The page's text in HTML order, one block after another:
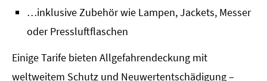
…inklusive Zubehör wie Lampen, Jackets, Messer
oder Pressluftflaschen
Einige Tarife bieten Allgefahrendeckung mit
weltweitem Schutz und Neuwertentschädigung –